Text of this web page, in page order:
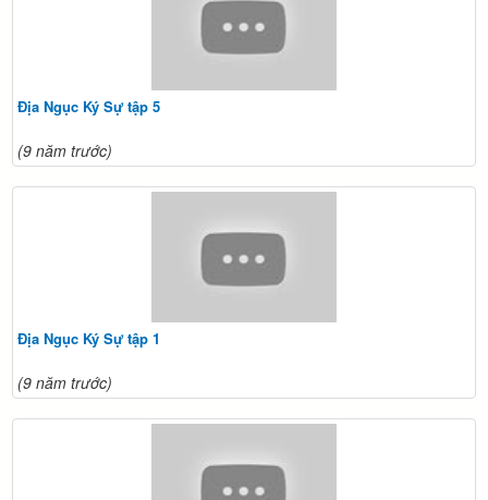
Địa Ngục Ký Sự tập 5
(9 năm trước)
Địa Ngục Ký Sự tập 1
(9 năm trước)